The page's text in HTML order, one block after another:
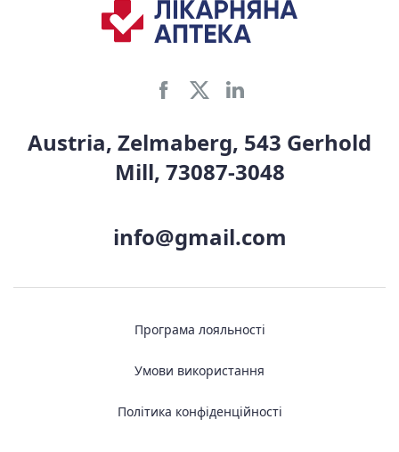
Austria, Zelmaberg, 543 Gerhold
Mill, 73087-3048
info@gmail.com
Програма лояльності
Умови використання
Політика конфіденційності